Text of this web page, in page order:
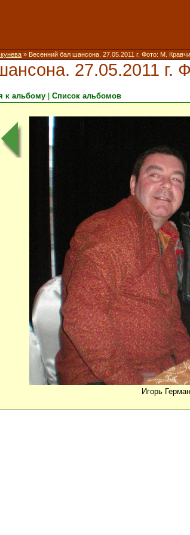
» Весенний бал шансона. 27.05.2011 г. Фото: М.
27.05.2011 г.
к альбому Список альбомов
Игорь